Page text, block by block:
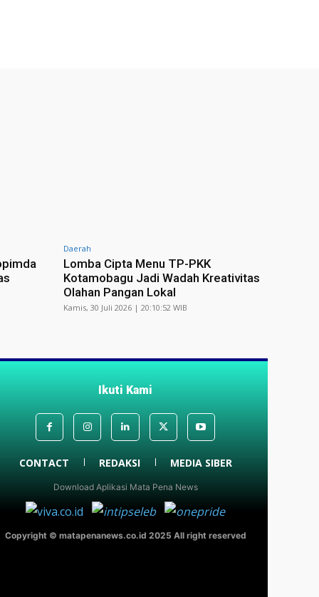
Daerah
Lomba Cipta Menu TP-PKK
Kotamobagu Jadi Wadah Kreativitas
Olahan Pangan Lokal
Kamis, 30 Juli 2026 | 20:10:52 WIB
Ikuti Kami
CONTACT REDAKSI MEDIA SIBER
Download Aplikasi Mata Pena News
Copyright © matapenanews.co.id 2025 All right reserved